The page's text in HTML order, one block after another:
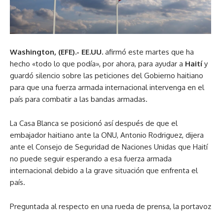
Washington, (EFE).- EE.UU. afirmó este martes que ha
hecho «todo lo que podía», por ahora, para ayudar a Haitíy
guardó silencio sobre las peticiones del Gobierno haitiano
para que una fuerza armada internacional intervenga en el
país para combatir a las bandas armadas.
La Casa Blanca se posicionó así después de que el
embajador haitiano ante la ONU, Antonio Rodriguez, dijera
ante el Consejo de Seguridad de Naciones Unidas que Haití
no puede seguir esperando a esa fuerza armada
internacional debido a la grave situación que enfrenta el
país.
Preguntada al respecto en una rueda de prensa, la portavoz